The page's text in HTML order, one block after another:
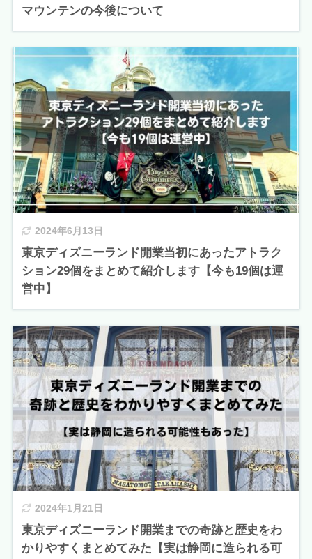
マウンテンの今後について
2024年6月13日
東京ディズニーランド開業当初にあったアトラク
ション29個をまとめて紹介します【今も19個は運
営中】
2024年1月21日
東京ディズニーランド開業までの奇跡と歴史をわ
かりやすくまとめてみた【実は静岡に造られる可